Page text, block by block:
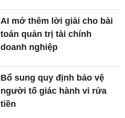
AI mở thêm lời giải cho bài
toán quản trị tài chính
doanh nghiệp
Bổ sung quy định bảo vệ
người tố giác hành vi rửa
tiền